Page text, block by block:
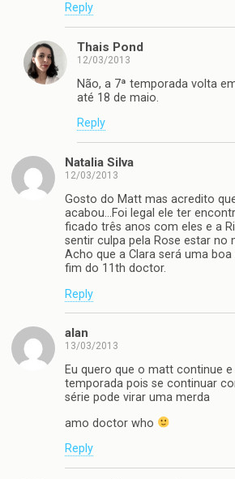
Reply
Thais Pond
12/03/2013
Não, a 7ª temporada volta
até 18 de maio.
Reply
Natalia Silva
12/03/2013
Gosto do Matt mas acredito
acabou…Foi legal ele ter
ficado três anos com eles e a
sentir culpa pela Rose estar no
Acho que a Clara será uma
fim do 11th doctor.
Reply
alan
13/03/2013
Eu quero que o matt continue
temporada pois se continuar
série pode virar uma merda
amo doctor who
Reply